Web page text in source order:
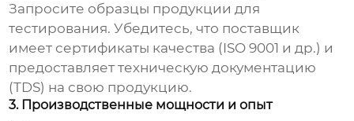
Запросите образцы продукции для
тестирования. Убедитесь, что поставщик
имеет сертификаты качества (ISO 9001 и др.) и
предоставляет техническую документацию
(TDS) на свою продукцию.
3. Производственные мощности и опыт